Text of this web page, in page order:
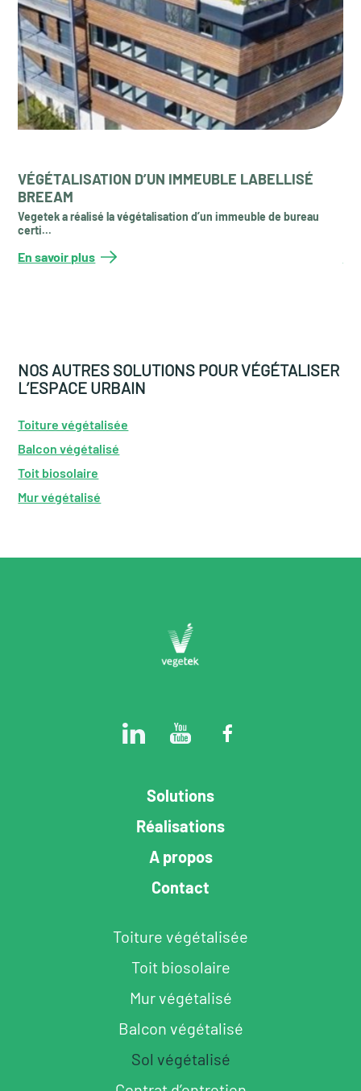
VÉGÉTALISATION D’UN IMMEUBLE LABELLISÉ
BREEAM
Vegetek a réalisé la végétalisation d’un immeuble de bureau
certi...
En savoir plus
NOS AUTRES SOLUTIONS POUR VÉGÉTALISER
L’ESPACE URBAIN
Toiture végétalisée
Balcon végétalisé
Toit biosolaire
Mur végétalisé
Solutions
Réalisations
A propos
Contact
Toiture végétalisée
Toit biosolaire
Mur végétalisé
Balcon végétalisé
Sol végétalisé